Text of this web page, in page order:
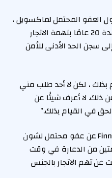
العفو المحتمل لماكسويل ،
الذي يقضي عقوبة بالسجن لمدة 20 عامًا بتهمة الاتجار
سجن الحد الأدنى للأمن
بذلك ، لكن لا أحد طلب مني
ذلك. لا أعرف شيئًا عن
في القيام بذلك.”
كما سئل الرئيس من قبل Finnerty عن عفو محتمل لشون
من الدعارة في وقت
عن تهم الاتجار بالجنس